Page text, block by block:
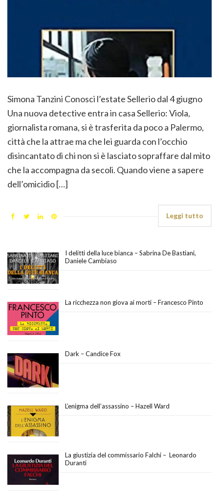
Simona Tanzini Conosci l’estate Sellerio dal 4 giugno
Una nuova detective entra in casa Sellerio: Viola,
giornalista romana, si è trasferita da poco a Palermo,
città che la attrae ma che lei guarda con l’occhio
disincantato di chi non si è lasciato sopraffare dal mito
che la accompagna da secoli. Quando viene a sapere
dell’omicidio […]
Leggi tutto
I delitti della luce bianca – Sabrina De Bastiani,
Daniele Cambiaso
La ricchezza non giova ai morti – Francesco Pinto
Dark – Candice Fox
L’enigma dell’assassino – Hazell Ward
La giustizia del commissario Falchi – Leonardo
Duranti